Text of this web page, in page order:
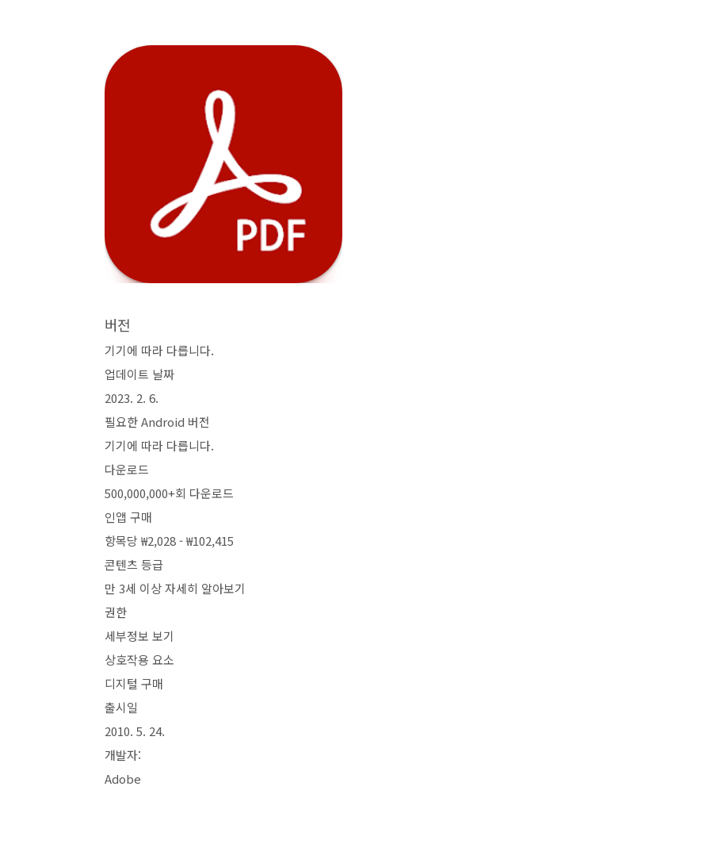
버전
기기에 따라 다릅니다.
업데이트 날짜
2023. 2. 6.
필요한 Android 버전
기기에 따라 다릅니다.
다운로드
500,000,000+회 다운로드
인앱 구매
항목당 ₩2,028 - ₩102,415
콘텐츠 등급
만 3세 이상 자세히 알아보기
권한
세부정보 보기
상호작용 요소
디지털 구매
출시일
2010. 5. 24.
개발자:
Adobe